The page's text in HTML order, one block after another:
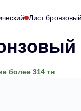
Лист бронзовый
более 314 тн